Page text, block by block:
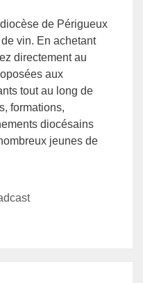
de Périgueux
vin. En achetant
directement au
aux
tout au long de
formations,
diocésains
jeunes de